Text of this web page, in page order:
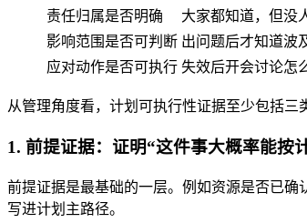
责任归属是否明确
大家都知道，但没
影响范围是否可判断 出问题后才知道波
应对动作是否可执行 失效后开会讨论怎
从管理角度看，计划可执行性证据至少包括三
1. 前提证据：证明“这件事大概率能按
前提证据是最基础的一层。例如资源是否已
写进计划主路径。